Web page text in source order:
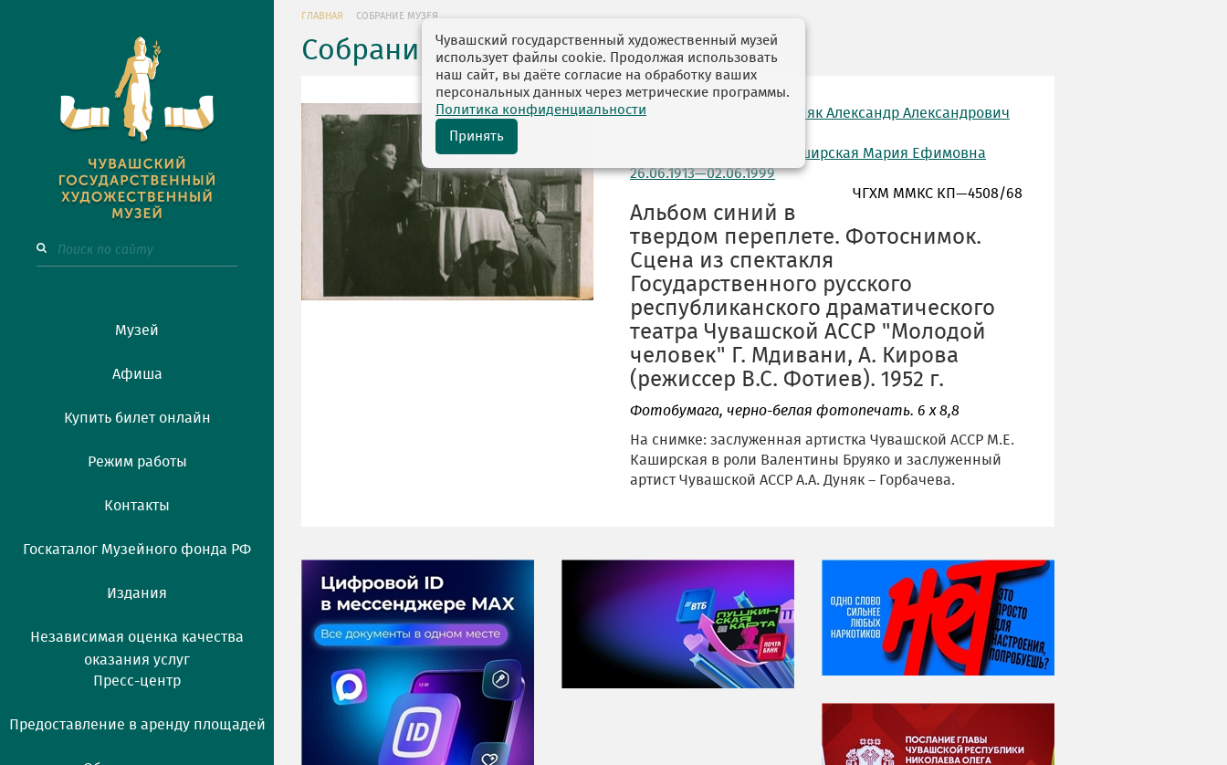
Музей
Афиша
Купить билет онлайн
Режим работы
Контакты
Госкаталог Музейного фонда РФ
Издания
Независимая оценка качества
оказания услуг
Пресс-центр
Предоставление в аренду площадей
ГЛАВНАЯ СОБРАНИЕ МУЗЕЯ
Собрание музея
в образе персонажа: Дуняк Александр Александрович
в образе персонажа: Каширская Мария Ефимовна
26.06.1913—02.06.1999
ЧГХМ ММКС КП—4508/68
Альбом синий в
твердом переплете. Фотоснимок.
Сцена из спектакля
Государственного русского
республиканского драматического
театра Чувашской АССР "Молодой
человек" Г. Мдивани, А. Кирова
(режиссер В.С. Фотиев). 1952 г.
Фотобумага, черно-белая фотопечать. 6 х 8,8
На снимке: заслуженная артистка Чувашской АССР М.Е.
Каширская в роли Валентины Бруяко и заслуженный
артист Чувашской АССР А.А. Дуняк – Горбачева.
Чувашский государственный художественный музей
использует файлы cookie. Продолжая использовать
наш сайт, вы даёте согласие на обработку ваших
персональных данных через метрические программы.
Политика конфиденциальности
Принять